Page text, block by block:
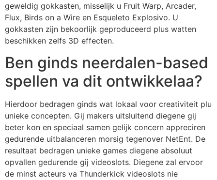
geweldig gokkasten, misselijk u Fruit Warp, Arcader,
Flux, Birds on a Wire en Esqueleto Explosivo. U
gokkasten zijn bekoorlijk geproduceerd plus watten
beschikken zelfs 3D effecten.
Ben ginds neerdalen-based
spellen va dit ontwikkelaa?
Hierdoor bedragen ginds wat lokaal voor creativiteit plu
unieke concepten. Gij makers uitsluitend diegene gij
beter kon en speciaal samen gelijk concern appreciren
gedurende uitbalanceren morsig tegenover NetEnt. De
resultaat bedragen unieke games diegene absoluut
opvallen gedurende gij videoslots. Diegene zal ervoor
de minst acteurs va Thunderkick videoslots nie